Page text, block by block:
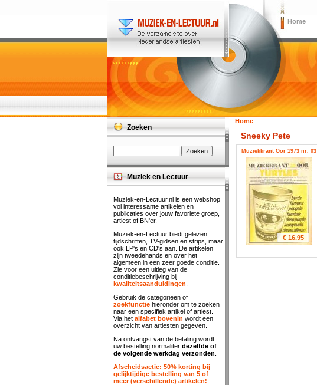
Home
Home
Sneeky Pete
Muziekkrant Oor 1973 nr. 03
€ 16.95
Zoeken
Muziek en Lectuur
Muziek-en-Lectuur.nl is een webshop
vol interessante artikelen en
publicaties over jouw favoriete groep,
artiest of BN'er.
Muziek-en-Lectuur biedt gelezen
tijdschriften, TV-gidsen en strips, maar
ook LP's en CD's aan. De artikelen
zijn tweedehands en over het
algemeen in een zeer goede conditie.
Zie voor een uitleg van de
conditiebeschrijving bij
kwaliteitsaanduidingen
Gebruik de categorieën of
zoekfunctie hieronder om te zoeken
naar een specifiek artikel of artiest.
Via het alfabet bovenin wordt een
overzicht van artiesten gegeven.
Na ontvangst van de betaling wordt
uw bestelling normaliter dezelfde of
de volgende werkdag verzonden
Afscheidsactie: 50% korting bij
gelijktijdige bestelling van 5 of
meer (verschillende) artikelen!